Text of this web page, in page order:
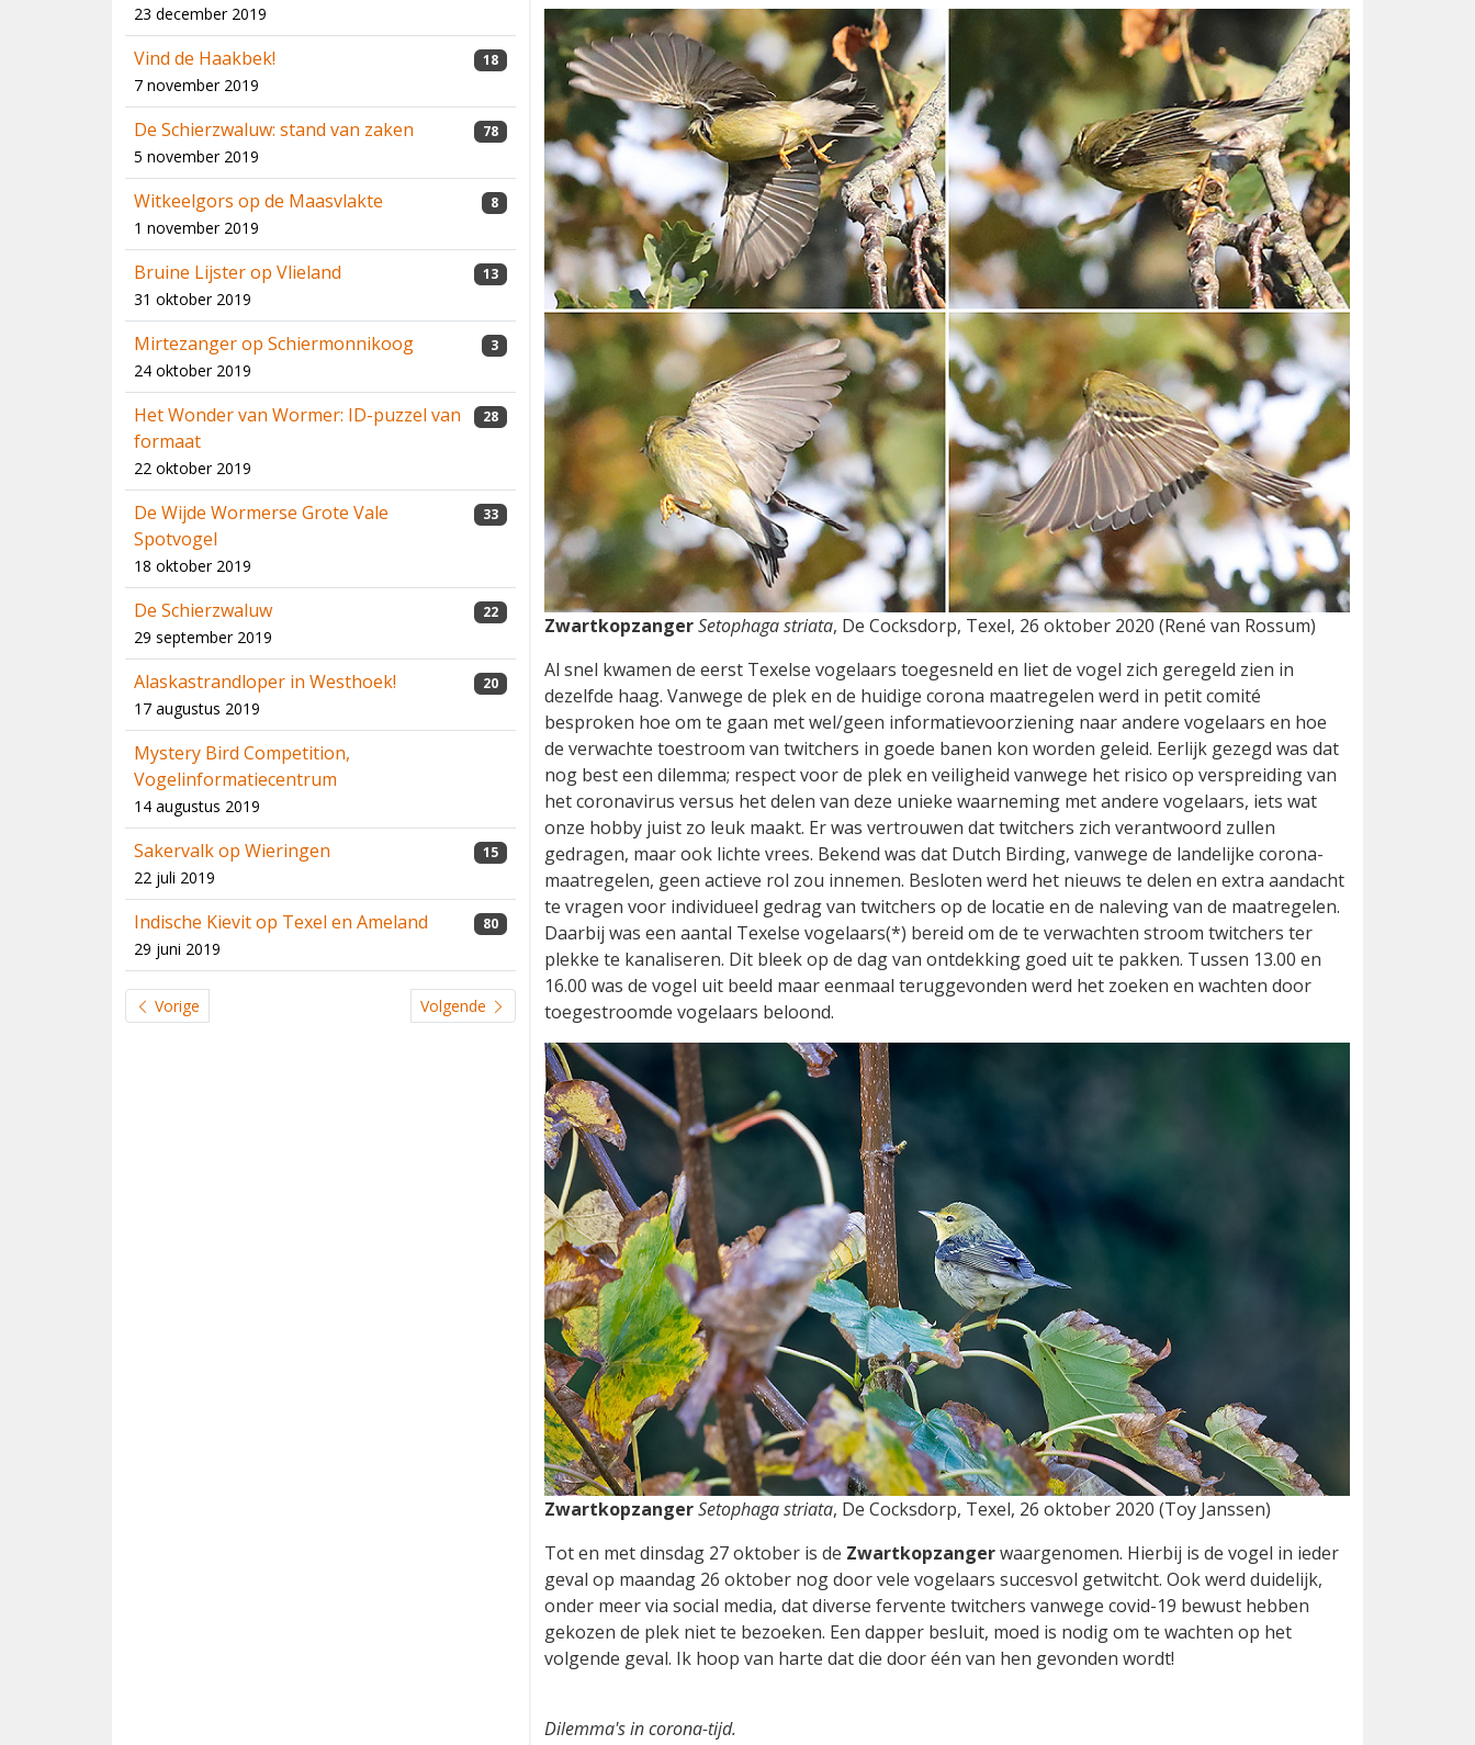
23 december 2019
Vind de Haakbek!
7 november 2019
18
De Schierzwaluw: stand van zaken
5 november 2019
78
Witkeelgors op de Maasvlakte
1 november 2019
8
Bruine Lijster op Vlieland
31 oktober 2019
13
Mirtezanger op Schiermonnikoog
24 oktober 2019
3
Het Wonder van Wormer: ID-puzzel van
formaat
22 oktober 2019
28
De Wijde Wormerse Grote Vale
Spotvogel
18 oktober 2019
33
De Schierzwaluw
29 september 2019
22
Alaskastrandloper in Westhoek!
17 augustus 2019
20
Mystery Bird Competition,
Vogelinformatiecentrum
14 augustus 2019
Sakervalk op Wieringen
22 juli 2019
15
Indische Kievit op Texel en Ameland
29 juni 2019
80
Vorige Volgende
ZwartkopzangerSetophaga striata, De Cocksdorp, Texel, 26 oktober 2020 (René van Rossum)
Al snel kwamen de eerst Texelse vogelaars toegesneld en liet de vogel zich geregeld zien in
dezelfde haag. Vanwege de plek en de huidige corona maatregelen werd in petit comité
besproken hoe om te gaan met wel/geen informatievoorziening naar andere vogelaars en hoe
de verwachte toestroom van twitchers in goede banen kon worden geleid. Eerlijk gezegd was dat
nog best een dilemma; respect voor de plek en veiligheid vanwege het risico op verspreiding van
het coronavirus versus het delen van deze unieke waarneming met andere vogelaars, iets wat
onze hobby juist zo leuk maakt. Er was vertrouwen dat twitchers zich verantwoord zullen
gedragen, maar ook lichte vrees. Bekend was dat Dutch Birding, vanwege de landelijke corona-
maatregelen, geen actieve rol zou innemen. Besloten werd het nieuws te delen en extra aandacht
te vragen voor individueel gedrag van twitchers op de locatie en de naleving van de maatregelen.
Daarbij was een aantal Texelse vogelaars(*) bereid om de te verwachten stroom twitchers ter
plekke te kanaliseren. Dit bleek op de dag van ontdekking goed uit te pakken. Tussen 13.00 en
16.00 was de vogel uit beeld maar eenmaal teruggevonden werd het zoeken en wachten door
toegestroomde vogelaars beloond.
ZwartkopzangerSetophaga striata, De Cocksdorp, Texel, 26 oktober 2020 (Toy Janssen)
Tot en met dinsdag 27 oktober is de Zwartkopzangerwaargenomen. Hierbij is de vogel in ieder
geval op maandag 26 oktober nog door vele vogelaars succesvol getwitcht. Ook werd duidelijk,
onder meer via social media, dat diverse fervente twitchers vanwege covid-19 bewust hebben
gekozen de plek niet te bezoeken. Een dapper besluit, moed is nodig om te wachten op het
volgende geval. Ik hoop van harte dat die door één van hen gevonden wordt!
Dilemma's in corona-tijd.